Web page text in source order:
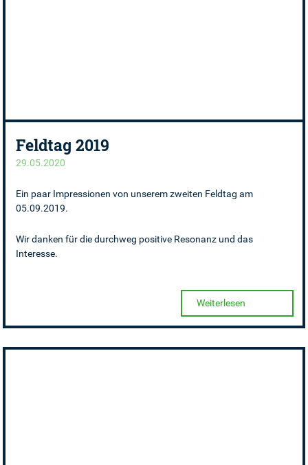
29.05.2020
Feldtag 2019
Ein paar Impressionen von unserem zweiten Feldtag am
05.09.2019.
Wir danken für die durchweg positive Resonanz und das
Interesse.
Weiterlesen